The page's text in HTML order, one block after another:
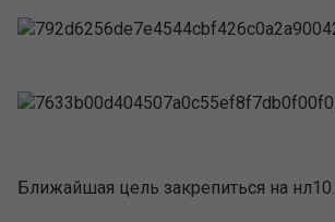
Ближайшая цель закрепиться на нл10.